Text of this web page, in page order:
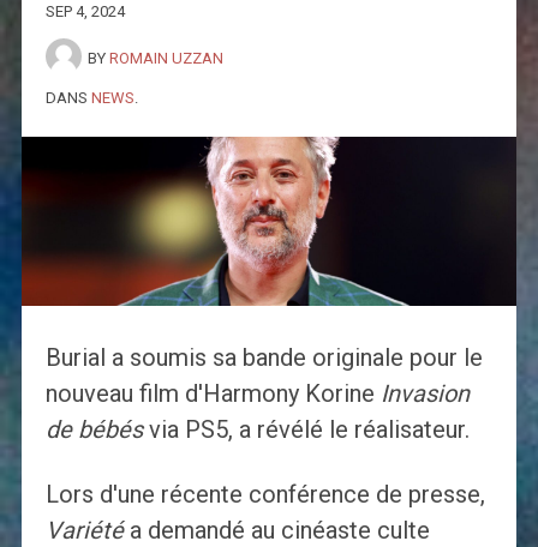
SEP 4, 2024
BY ROMAIN UZZAN
DANS NEWS
Burial a soumis sa bande originale pour le
nouveau film d'Harmony Korine Invasion
de bébésvia PS5, a révélé le réalisateur.
Lors d'une récente conférence de presse,
Variétéa demandé au cinéaste culte